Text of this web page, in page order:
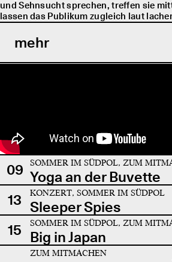
und Sehnsucht sprechen, treffen sie
lassen das Publikum zugleich laut
mehr
09 SOMMER IM SÜDPOL, ZUM
Yoga an der Buvette
13
KONZERT, SOMMER IM SÜDPOL
Sleeper Spies
15
SOMMER IM SÜDPOL, ZUM
Big in Japan
ZUM MITMACHEN